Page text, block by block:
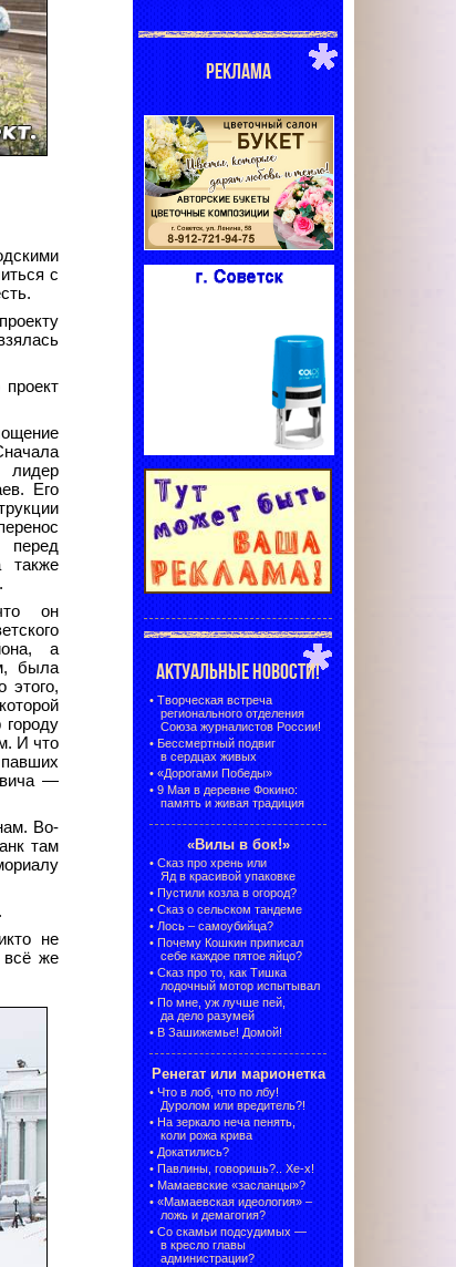
с
лидер
Его
также
он
а
была
этого,
городу
И что
—
Во-
там
не
всё же
РЕКЛАМА
АКТУАЛЬНЫЕ НОВОСТИ!
• Творческая встреча
регионального отделения
Союза журналистов России!
• Бессмертный подвиг
в сердцах живых
• «Дорогами Победы»
• 9 Мая в деревне Фокино:
память и живая традиция
«Вилы в бок!»
• Сказ про хрень или
Яд в красивой упаковке
• Пустили козла в огород?
• Сказ о сельском тандеме
• Лось – самоубийца?
• Почему Кошкин приписал
себе каждое пятое яйцо?
• Сказ про то, как Тишка
лодочный мотор испытывал
• По мне, уж лучше пей,
да дело разумей
• В Зашижемье! Домой!
Ренегат или марионетка
• Что в лоб, что по лбу!
Дуролом или вредитель?!
• На зеркало неча пенять,
коли рожа крива
• Докатились?
• Павлины, говоришь?.. Хе-х!
• Мамаевские «засланцы»?
• «Мамаевская идеология» –
ложь и демагогия?
• Со скамьи подсудимых —
в кресло главы
администрации?